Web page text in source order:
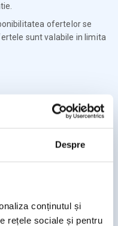
Despre
conținutul și
rețele sociale și pentru
ofertelor se
sunt valabile in limita
Licenta de Turism nr.
la Omniasig cu Polita